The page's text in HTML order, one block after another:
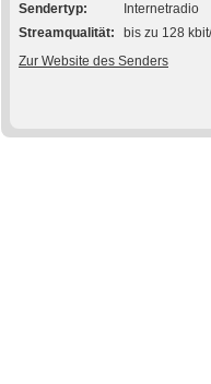
Sendertyp
Internetradio
Streamqualität
bis zu 128
Zur Website des Senders